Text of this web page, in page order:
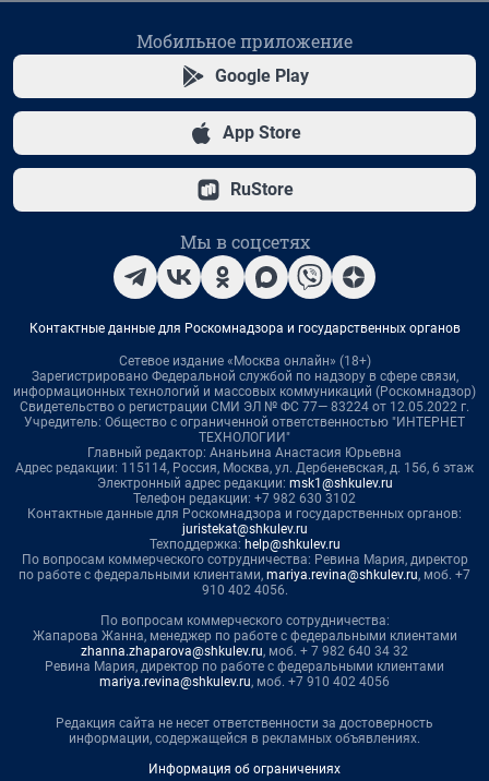
Мобильное приложение
Google Play
App Store
RuStore
Мы в соцсетях
Контактные данные для Роскомнадзора и государственных органов
Сетевое издание «Москва онлайн» (18+)
Зарегистрировано Федеральной службой по надзору в сфере связи,
информационных технологий и массовых коммуникаций (Роскомнадзор)
Свидетельство о регистрации СМИ ЭЛ № ФС 77— 83224 от 12.05.2022 г.
Учредитель: Общество с ограниченной ответственностью "ИНТЕРНЕТ
ТЕХНОЛОГИИ"
Главный редактор: Ананьина Анастасия Юрьевна
Адрес редакции: 115114, Россия, Москва, ул. Дербеневская, д. 15б, 6 этаж
Электронный адрес редакции: msk1@shkulev.ru
Телефон редакции: +7 982 630 3102
Контактные данные для Роскомнадзора и государственных органов:
juristekat@shkulev.ru
Техподдержка: help@shkulev.ru
По вопросам коммерческого сотрудничества: Ревина Мария, директор
по работе с федеральными клиентами, mariya.revina@shkulev.ru, моб. +7
910 402 4056.
По вопросам коммерческого сотрудничества:
Жапарова Жанна, менеджер по работе с федеральными клиентами
zhanna.zhaparova@shkulev.ru, моб. + 7 982 640 34 32
Ревина Мария, директор по работе с федеральными клиентами
mariya.revina@shkulev.ru, моб. +7 910 402 4056
Редакция сайта не несет ответственности за достоверность
информации, содержащейся в рекламных объявлениях.
Информация об ограничениях